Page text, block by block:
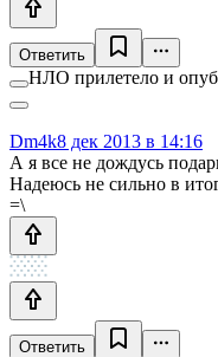
Ответить
НЛО прилетело и
Dm4k8 дек 2013 в 14:16
А я все не дождусь
Надеюсь не сильно в
=\
Ответить